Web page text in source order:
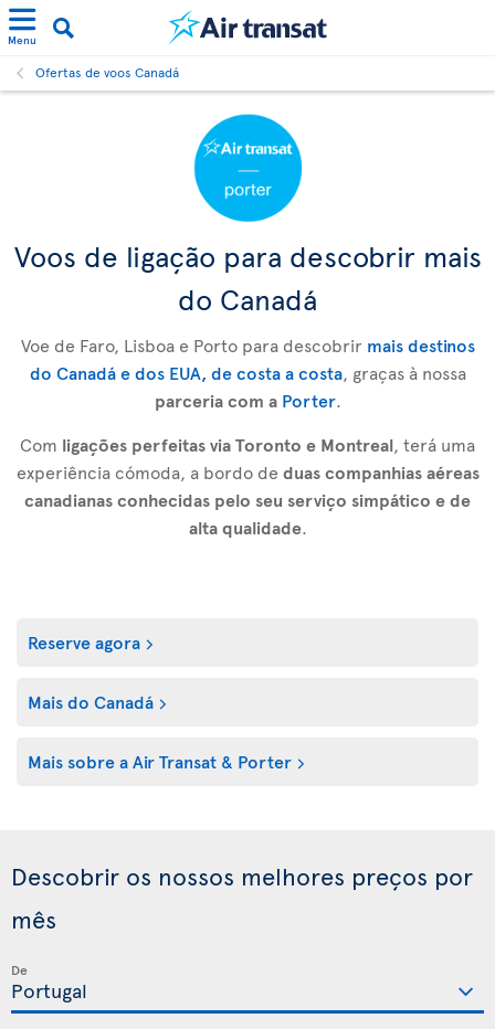
Menu
Ofertas de voos Canadá
Voos de ligação para descobrir mais
do Canadá
Voe de Faro, Lisboa e Porto para descobrir mais destinos
do Canadá e dos EUA, de costa a costa, graças à nossa
parceria com a Porter.
Com ligações perfeitas via Toronto e Montreal, terá uma
experiência cómoda, a bordo de duas companhias aéreas
canadianas conhecidas pelo seu serviço simpático e de
alta qualidade.
Reserve agora
Mais do Canadá
Mais sobre a Air Transat & Porter
Descobrir os nossos melhores preços por
mês
De